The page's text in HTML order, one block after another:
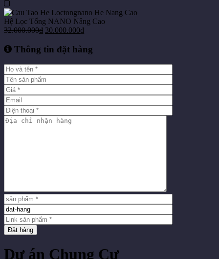
Hệ Lọc Tổng NANO Nâng Cao
32.000.000₫ 30.000.000₫
Thông tin đặt hàng
Dự án Chung Cư